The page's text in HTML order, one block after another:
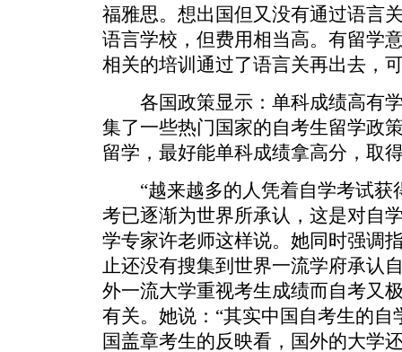
福雅思。想出国但又没有通过语言
语言学校，但费用相当高。有留学
相关的培训通过了语言关再出去，
各国政策显示：单科成绩高有学
集了一些热门国家的自考生留学政
留学，最好能单科成绩拿高分，取
“越来越多的人凭着自学考试获
考已逐渐为世界所承认，这是对自
学专家许老师这样说。她同时强调
止还没有搜集到世界一流学府承认
外一流大学重视考生成绩而自考又
有关。她说：“其实中国自考生的
国盖章考生的反映看，国外的大学